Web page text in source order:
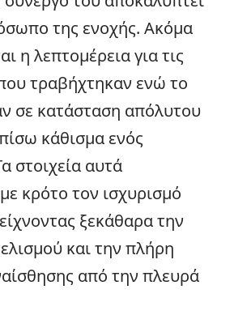
της ενοχής. Ακόμα
η λεπτομέρεια για τις
τραβήχτηκαν ενώ το
σε κατάσταση απόλυτου
κάθισμα ενός
στοιχεία αυτά
κρότο τον ισχυρισμό
ξεκάθαρα την
και την πλήρη
από την πλευρά